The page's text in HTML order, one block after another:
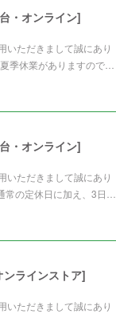
・オンライン]
いただきまして誠にあり
季休業がありますので…
・オンライン]
いただきまして誠にあり
常の定休日に加え、3日…
ラインストア]
いただきまして誠にあり